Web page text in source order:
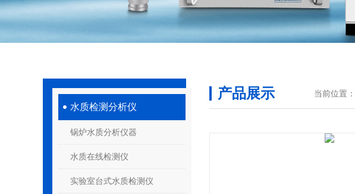
水质检测分析仪
锅炉水质分析仪器
水质在线检测仪
实验室台式水质检测仪
产品展示 当前位置：